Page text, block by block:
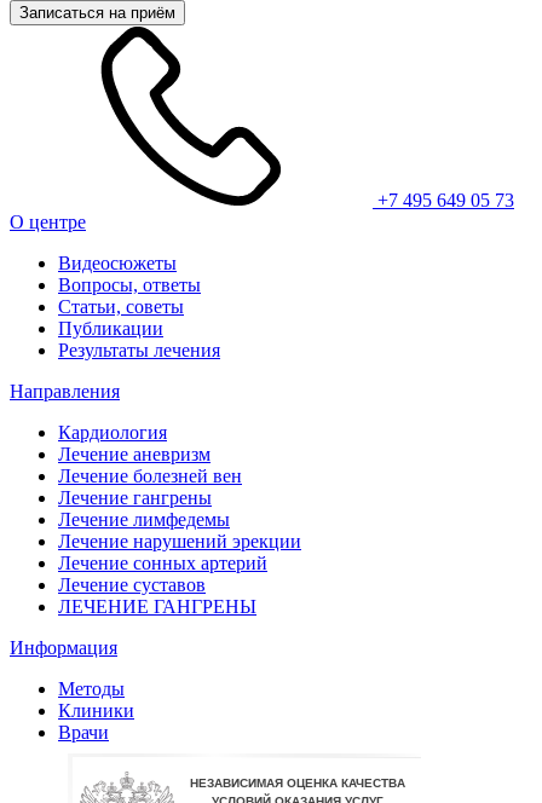
Записаться на приём
+7 495 649 05 73
О центре
Видеосюжеты
Вопросы, ответы
Статьи, советы
Публикации
Результаты лечения
Направления
Кардиология
Лечение аневризм
Лечение болезней вен
Лечение гангрены
Лечение лимфедемы
Лечение нарушений эрекции
Лечение сонных артерий
Лечение суставов
ЛЕЧЕНИЕ ГАНГРЕНЫ
Информация
Методы
Клиники
Врачи